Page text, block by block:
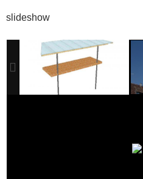
slideshow